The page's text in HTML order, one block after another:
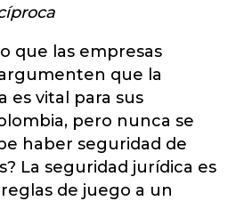
que las empresas
que la
es vital para sus
pero nunca se
haber seguridad de
La seguridad jurídica es
de juego a un